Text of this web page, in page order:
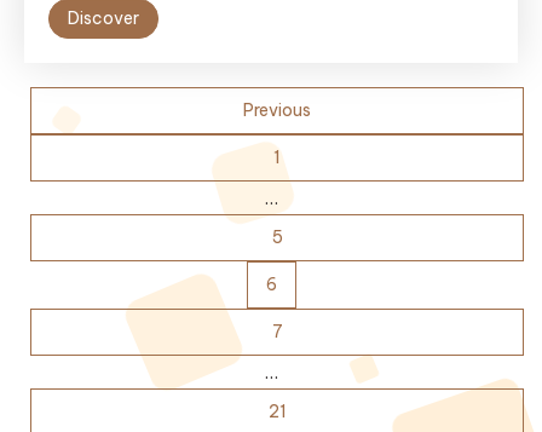
Discover
pagination
Previous
1
…
5
6
7
…
21